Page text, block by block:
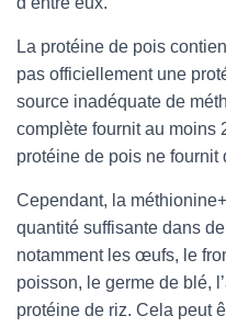
La protéine de pois
pas officiellement une
source inadéquate de
complète fournit au moins
protéine de pois ne fournit
Cependant, la
quantité suffisante dans
notamment les œufs, le
poisson, le germe de blé,
protéine de riz. Cela peut